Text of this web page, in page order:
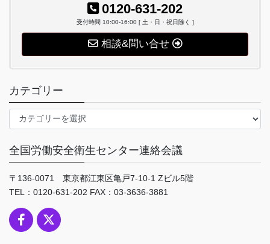
0120-631-202
受付時間 10:00-16:00 [ 土・日・祝日除く ]
相談&問い合せ
カテゴリー
テ
リ
ー
全国労働安全衛生センター連絡会議
〒136-0071 東京都江東区亀戸7-10-1 Zビル5階
TEL：0120-631-202 FAX：03-3636-3881